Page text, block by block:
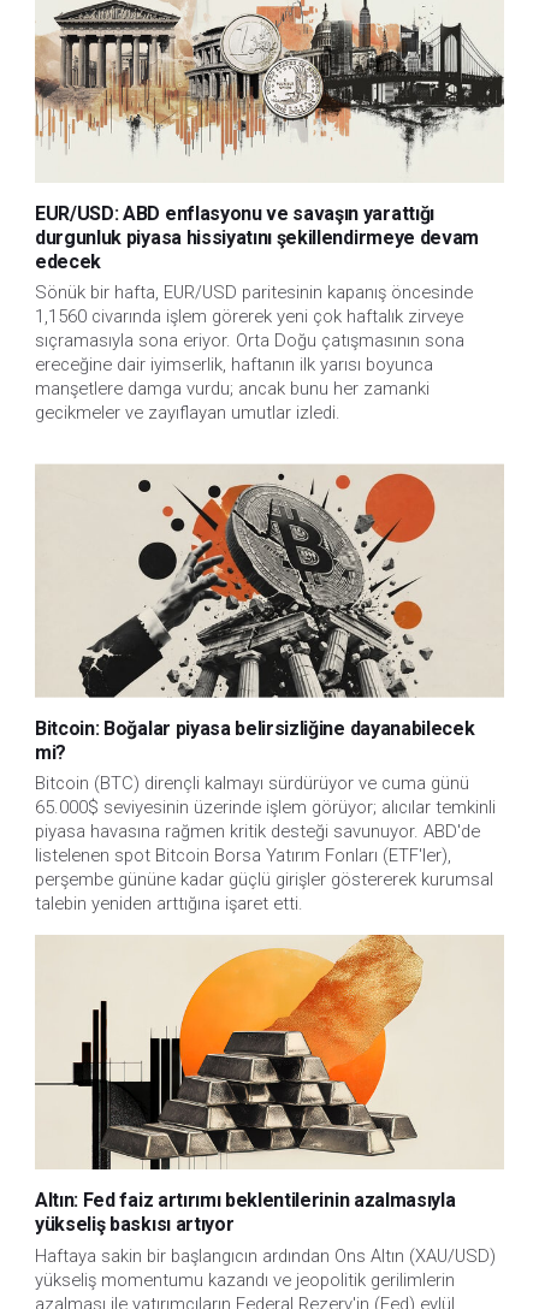
EUR/USD: ABD enflasyonu ve savaşın yarattığı
durgunluk piyasa hissiyatını şekillendirmeye devam
edecek
Sönük bir hafta, EUR/USD paritesinin kapanış öncesinde
1,1560 civarında işlem görerek yeni çok haftalık zirveye
sıçramasıyla sona eriyor. Orta Doğu çatışmasının sona
ereceğine dair iyimserlik, haftanın ilk yarısı boyunca
manşetlere damga vurdu; ancak bunu her zamanki
gecikmeler ve zayıflayan umutlar izledi.
Bitcoin: Boğalar piyasa belirsizliğine dayanabilecek
mi?
Bitcoin (BTC) dirençli kalmayı sürdürüyor ve cuma günü
65.000$ seviyesinin üzerinde işlem görüyor; alıcılar temkinli
piyasa havasına rağmen kritik desteği savunuyor. ABD'de
listelenen spot Bitcoin Borsa Yatırım Fonları (ETF'ler),
perşembe gününe kadar güçlü girişler göstererek kurumsal
talebin yeniden arttığına işaret etti.
Altın: Fed faiz artırımı beklentilerinin azalmasıyla
yükseliş baskısı artıyor
Haftaya sakin bir başlangıcın ardından Ons Altın (XAU/USD)
yükseliş momentumu kazandı ve jeopolitik gerilimlerin
azalması ile yatırımcıların Federal Rezerv'in (Fed) eylül